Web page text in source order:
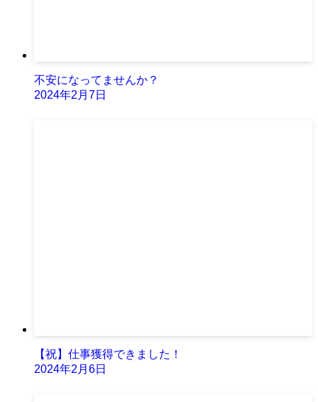
不安になってませんか？
2024年2月7日
【祝】仕事獲得できました！
2024年2月6日